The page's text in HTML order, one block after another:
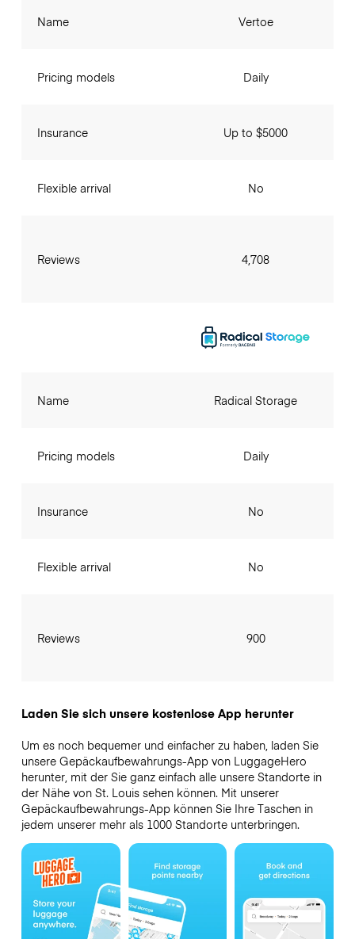
Name
Pricing models
Insurance
Flexible arrival
Reviews
Vertoe
Daily
Up to $5000
No
4,708
Name
Pricing models
Insurance
Flexible arrival
Reviews
Radical Storage
Daily
No
No
900
Laden Sie sich unsere kostenlose App herunter
Um es noch bequemer und einfacher zu haben, laden Sie
unsere Gepäckaufbewahrungs-App von LuggageHero
herunter, mit der Sie ganz einfach alle unsere Standorte in
der Nähe von St. Louis sehen können. Mit unserer
Gepäckaufbewahrungs-App können Sie Ihre Taschen in
jedem unserer mehr als 1000 Standorte unterbringen.